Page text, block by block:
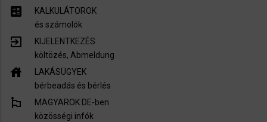
calculate
KALKULÁTOROK
és számolók
exit_to_app
KIJELENTKEZÉS
költözés, Abmeldung
house
LAKÁSÜGYEK
bérbeadás és bérlés
emoji_flags
MAGYAROK DE-ben
közösségi infók